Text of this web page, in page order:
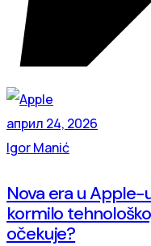
април 24, 2026
Igor Manić
Nova era u Apple-
kormilo
očekuje?